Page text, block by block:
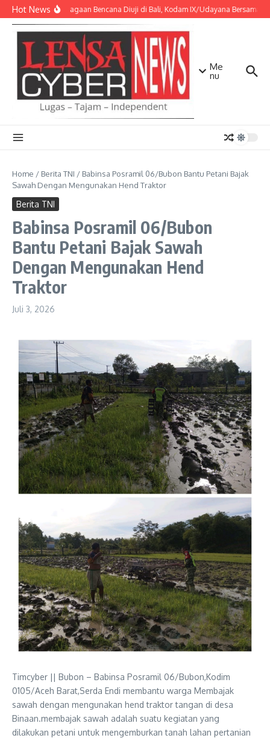
Lewati ke konten
Hot NewsKesiapsiagaan Bencana Diuji di Bali, Kodam IX/Udayana Bersama
Me
nu
Home / Berita TNI / Babinsa Posramil 06/Bubon Bantu Petani Bajak
Sawah Dengan Mengunakan Hend Traktor
Berita TNI
Babinsa Posramil 06/Bubon
Bantu Petani Bajak Sawah
Dengan Mengunakan Hend
Traktor
Juli 3, 2026
Timcyber || Bubon – Babinsa Posramil 06/Bubon,Kodim
0105/Aceh Barat,Serda Endi membantu warga Membajak
sawah dengan mengunakan hend traktor tangan di desa
Binaan.membajak sawah adalah suatu kegiatan yang
dilakukan petani untuk mengemburkan tanah lahan pertanian